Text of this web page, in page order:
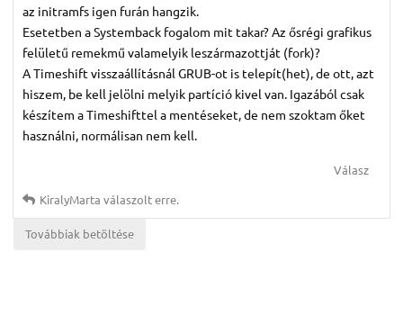
az initramfs igen furán hangzik.
Esetetben a Systemback fogalom mit takar? Az ősrégi grafikus
felületű remekmű valamelyik leszármazottját (fork)?
A Timeshift visszaállításnál GRUB-ot is telepít(het), de ott, azt
hiszem, be kell jelölni melyik partíció kivel van. Igazából csak
készítem a Timeshifttel a mentéseket, de nem szoktam őket
használni, normálisan nem kell.
Válasz
KiralyMarta válaszolt erre.
Továbbiak betöltése